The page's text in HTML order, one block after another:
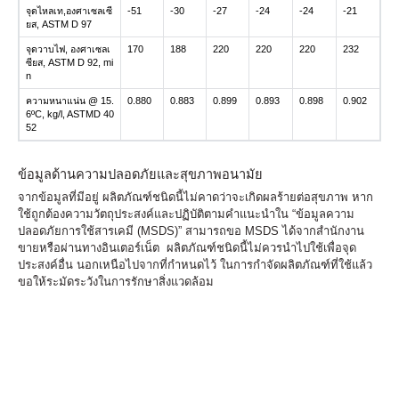
จุดไหลเท,องศาเซลเซี
ยส, ASTM D 97
-51 -30 -27 -24 -24 -21
จุดวาบไฟ, องศาเซลเ
ซียส, ASTM D 92, mi
n
170 188 220 220 220 232
ความหนาแน่น @ 15.
6ºC, kg/l, ASTMD 40
52
0.880 0.883 0.899 0.893 0.898 0.902
ข้อมูลด้านความปลอดภัยและสุขภาพอนามัย
จากข้อมูลที่มีอยู่ ผลิตภัณฑ์ชนิดนี้ไม่คาดว่าจะเกิดผลร้ายต่อสุขภาพ หาก
ใช้ถูกต้องความวัตถุประสงค์และปฏิบัติตามคำแนะนำใน “ข้อมูลความ
ปลอดภัยการใช้สารเคมี (MSDS)” สามารถขอ MSDS ได้จากสำนักงาน
ขายหรือผ่านทางอินเตอร์เน็ต ผลิตภัณฑ์ชนิดนี้ไม่ควรนำไปใช้เพื่อจุด
ประสงค์อื่น นอกเหนือไปจากที่กำหนดไว้ ในการกำจัดผลิตภัณฑ์ที่ใช้แล้ว
ขอให้ระมัดระวังในการรักษาสิ่งแวดล้อม